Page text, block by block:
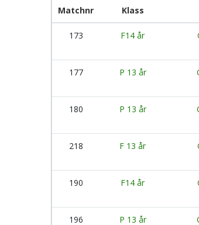
Matchnr Klass
173 F14 år
177 P 13 år
180 P 13 år
218 F 13 år
190 F14 år
196 P 13 år